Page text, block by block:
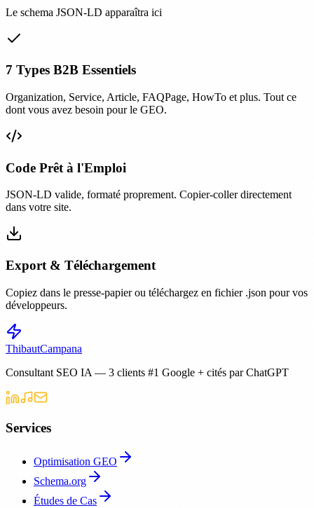
Le schema JSON-LD apparaîtra ici
7 Types B2B Essentiels
Organization, Service, Article, FAQPage, HowTo et plus. Tout ce
dont vous avez besoin pour le GEO.
Code Prêt à l'Emploi
JSON-LD valide, formaté proprement. Copier-coller directement
dans votre site.
Export & Téléchargement
Copiez dans le presse-papier ou téléchargez en fichier .json pour vos
développeurs.
ThibautCampana
Consultant SEO IA — 3 clients #1 Google + cités par ChatGPT
Services
Optimisation GEO
Schema.org
Études de Cas